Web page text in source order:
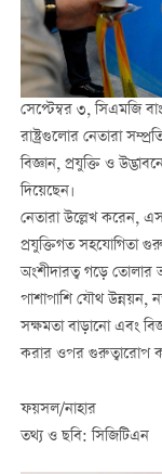
সেপ্টেম্বর ৩, সিএমজি
রাষ্ট্রগুলোর নেতারা
বিজ্ঞান, প্রযুক্তি ও
দিয়েছেন।
নেতারা উল্লেখ করেন,
প্রযুক্তিগত সহযোগিতা
অংশীদারত্ব গড়ে তোলার
পাশাপাশি যৌথ উন্নয়ন,
সক্ষমতা বাড়ানো এবং
করার ওপর গুরুত্বারোপ
ফয়সল/নাহার
তথ্য ও ছবি: সিজিটিএন